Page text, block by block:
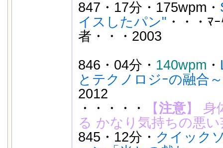
847・17分・175wpm・
イスしたパン" ・・・ﾏ
者・・・2003
846・04分・ 140wpm ・
とテクノロジｰの融合
2012
・・・・・
【注意】 身
る かなり気持ちの悪
845・12分・ クイック